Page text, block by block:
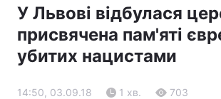
У Львові відбулася
присвячена пам'яті
убитих нацистами
14:50, 03.09.18 1 хв. 703